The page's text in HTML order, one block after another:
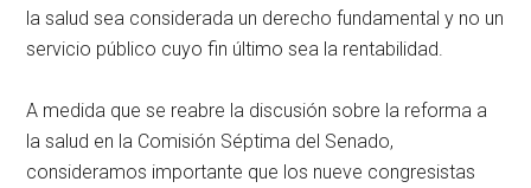
la salud sea considerada un derecho fundamental y no un
servicio público cuyo fin último sea la rentabilidad.
A medida que se reabre la discusión sobre la reforma a
la salud en la Comisión Séptima del Senado,
consideramos importante que los nueve congresistas